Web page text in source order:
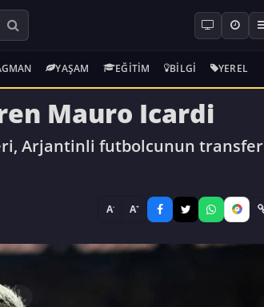
YAŞAM EĞITIM BILGI YEREL
Mauro Icardi
Arjantinli futbolcunun transfer
A- A+